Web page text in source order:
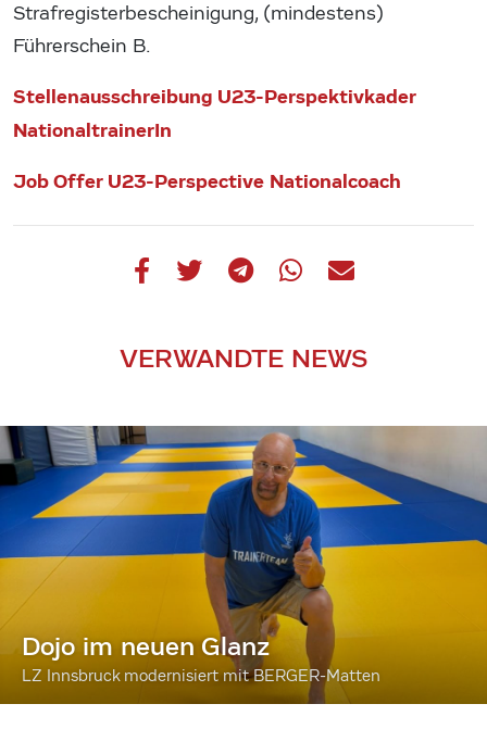
Strafregisterbescheinigung, (mindestens)
Führerschein B.
Stellenausschreibung U23-Perspektivkader
NationaltrainerIn
Job Offer U23-Perspective Nationalcoach
VERWANDTE NEWS
Dojo im neuen Glanz
LZ Innsbruck modernisiert mit BERGER-Matten